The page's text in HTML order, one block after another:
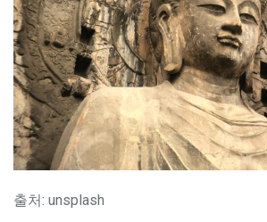
출처: unsplash